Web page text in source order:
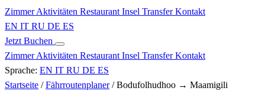
ZimmerAktivitäten Restaurant Insel TransferKontakt
EN IT RU DE ES
Jetzt Buchen
ZimmerAktivitäten Restaurant Insel TransferKontakt
Sprache: EN IT RU DE ES
Startseite / Fährroutenplaner / Bodufolhudhoo → Maamigili